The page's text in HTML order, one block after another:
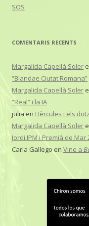
SOS
COMENTARIS RECENTS
Margalida Capellà Soler
“Blandae Ciutat Romana”
Margalida Capellà Soler
“Real” i la IA
julia en Hèrcules i els
Margalida Capellà Soler
Jordi IPM i Premià de Mar
Carla Gallego en Vine a